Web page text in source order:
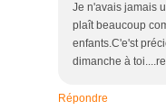
Je n'avais jamais
plaît beaucoup
enfants.C'e'st
dimanche à
Répondre